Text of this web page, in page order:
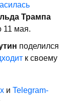
Трампа
11 мая.
поделился
к своему
и Telegram-